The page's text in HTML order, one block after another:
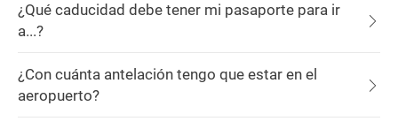
¿Qué caducidad debe tener mi pasaporte para ir
a...?
¿Con cuánta antelación tengo que estar en el
aeropuerto?